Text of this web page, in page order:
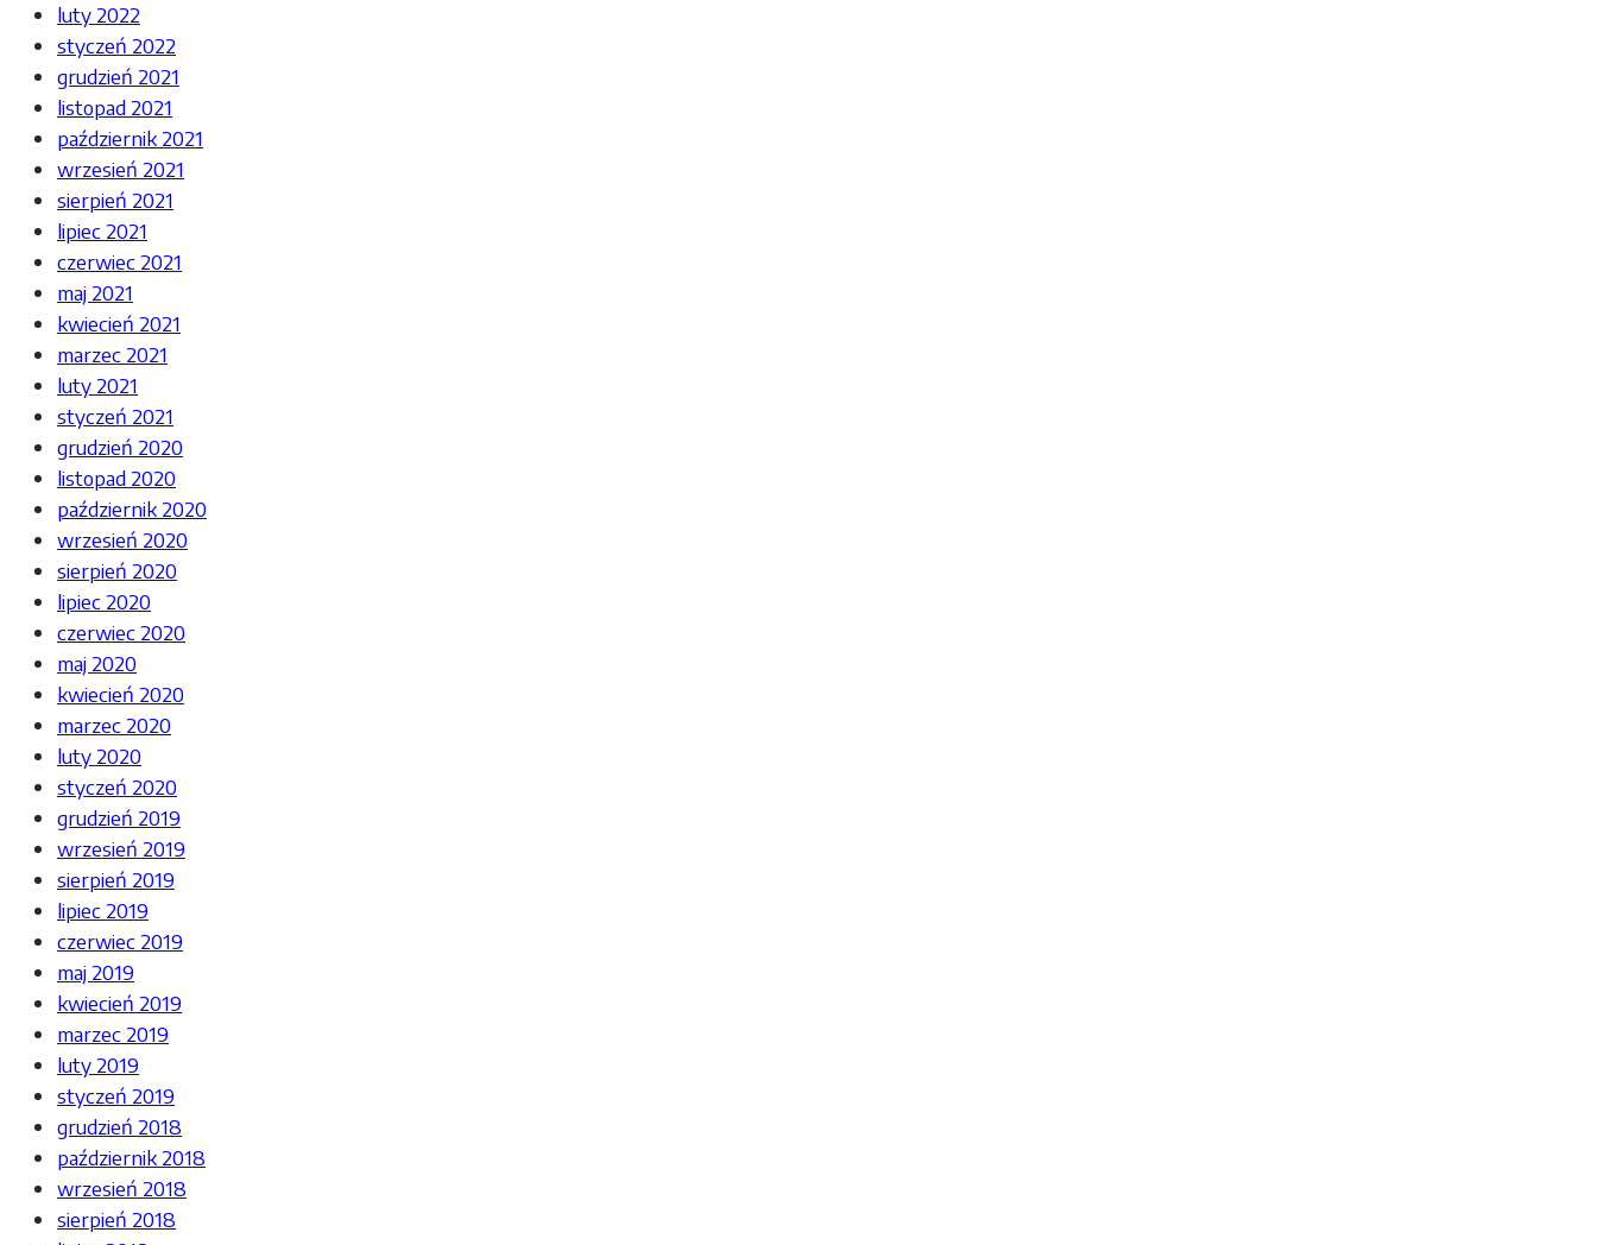
luty 2022
styczeń 2022
grudzień 2021
listopad 2021
październik 2021
wrzesień 2021
sierpień 2021
lipiec 2021
czerwiec 2021
maj 2021
kwiecień 2021
marzec 2021
luty 2021
styczeń 2021
grudzień 2020
listopad 2020
październik 2020
wrzesień 2020
sierpień 2020
lipiec 2020
czerwiec 2020
maj 2020
kwiecień 2020
marzec 2020
luty 2020
styczeń 2020
grudzień 2019
wrzesień 2019
sierpień 2019
lipiec 2019
czerwiec 2019
maj 2019
kwiecień 2019
marzec 2019
luty 2019
styczeń 2019
grudzień 2018
październik 2018
wrzesień 2018
sierpień 2018